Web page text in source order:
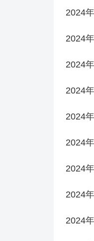
2024
2024
2024
2024
2024
2024
2024
2024
2024